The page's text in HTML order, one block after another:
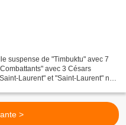
suspense de "Timbuktu" avec 7
avec 3 Césars
Laurent" et "Saint-Laurent" n'a
>